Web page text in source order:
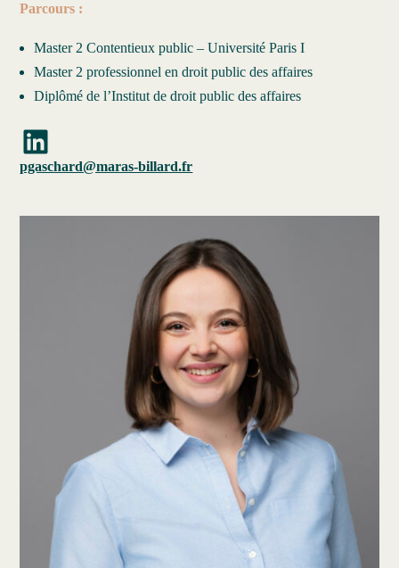
Parcours :
Master 2 Contentieux public – Université Paris I
Master 2 professionnel en droit public des affaires
Diplômé de l’Institut de droit public des affaires
LinkedIn
pgaschard@maras-billard.fr